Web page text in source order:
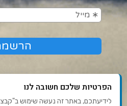
הפרטיות שלכם חשובה לנו